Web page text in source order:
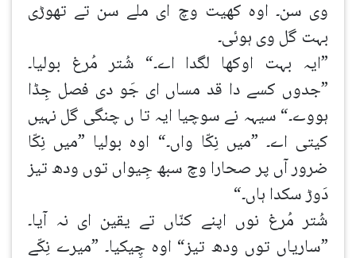
وی سن۔ اوہ کھیت وچ ای ملے سن تے تھوڑی
بہت گل وی ہوئی۔
”ایہ بہت اوکھا لگدا اے۔“ شُتر مُرغ بولیا۔
”جدوں کسے دا قد مساں ای جَو دی فصل جِڈا
ہووے۔“ سیہہ نے سوچیا ایہ تا ں چنگی گل نہیں
کیتی اے۔ ”میں نِکّا واں۔“ اوہ بولیا ”میں نِکّا
ضرور آں پر صحارا وچ سبھ جِیواں توں ودھ تیز
دَوڑ سکدا ہاں۔“
شُتر مُرغ نوں اپنے کنّاں تے یقین ای نہ آیا۔
”ساریاں توں ودھ تیز“ اوہ چِیکیا۔ ”میرے نِکّے